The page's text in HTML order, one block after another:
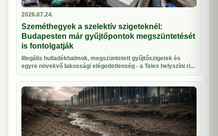
2026.07.24.
Szeméthegyek a szelektív szigeteknél:
Budapesten már gyűjtőpontok megszüntetését
is fontolgatják
Illegális hulladékhalmok, megszüntetett gyűjtőszigetek és
egyre növekvő lakossági elégedetlenség - a Telex helyszíni ri...